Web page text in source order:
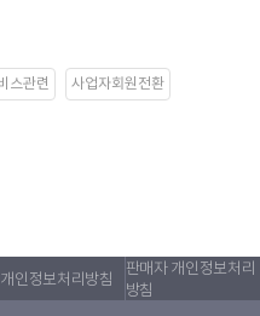
스관련 사업자회원전환
개인정보처리방침
판매자 개인정보처리
방침